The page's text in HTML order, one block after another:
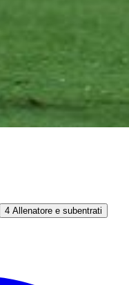
4 Allenatore e subentrati